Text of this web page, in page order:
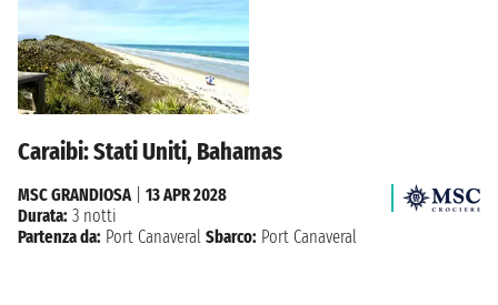
Caraibi: Stati Uniti, Bahamas
MSC GRANDIOSA| 13 APR 2028
Durata: 3 notti
Partenza da: Port Canaveral Sbarco: Port Canaveral